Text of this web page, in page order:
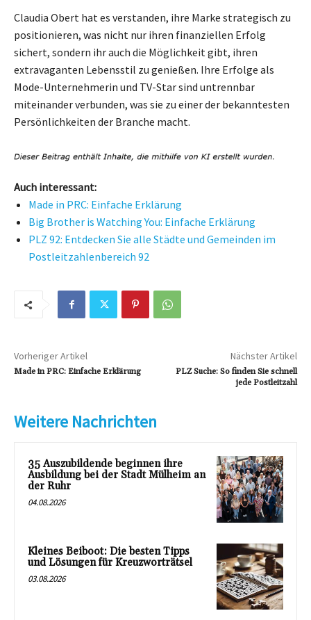
Claudia Obert hat es verstanden, ihre Marke strategisch zu
positionieren, was nicht nur ihren finanziellen Erfolg
sichert, sondern ihr auch die Möglichkeit gibt, ihren
extravaganten Lebensstil zu genießen. Ihre Erfolge als
Mode-Unternehmerin und TV-Star sind untrennbar
miteinander verbunden, was sie zu einer der bekanntesten
Persönlichkeiten der Branche macht.
Auch interessant:
Made in PRC: Einfache Erklärung
Big Brother is Watching You: Einfache Erklärung
PLZ 92: Entdecken Sie alle Städte und Gemeinden im
Postleitzahlenbereich 92
Vorheriger Artikel
Made in PRC: Einfache Erklärung
Nächster Artikel
PLZ Suche: So finden Sie schnell
jede Postleitzahl
Weitere Nachrichten
35 Auszubildende beginnen ihre
Ausbildung bei der Stadt Mülheim an
der Ruhr
04.08.2026
Kleines Beiboot: Die besten Tipps
und Lösungen für Kreuzworträtsel
03.08.2026